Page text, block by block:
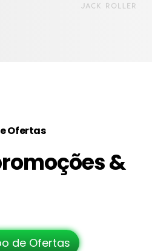
Ofertas
&
de Ofertas